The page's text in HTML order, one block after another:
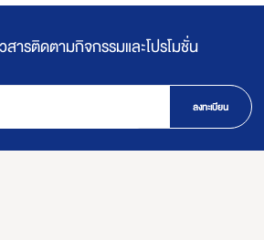
สารติดตามกิจกรรมและโปรโมชั่น
ลงทะเบียน